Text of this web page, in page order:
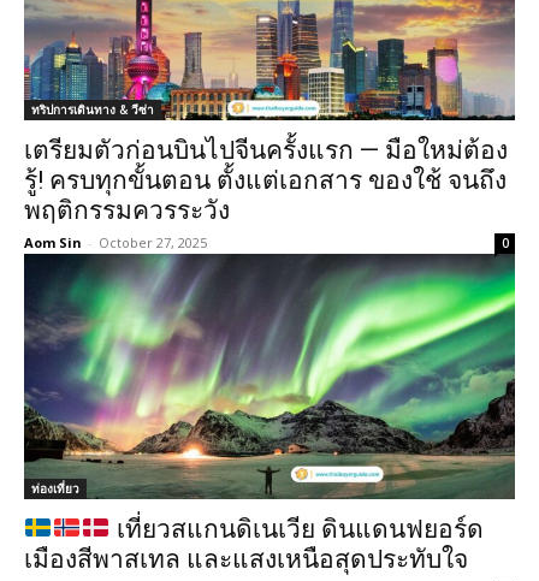
ทริปการเดินทาง & วีซ่า
เตรียมตัวก่อนบินไปจีนครั้งแรก — มือใหม่ต้อง
รู้! ครบทุกขั้นตอน ตั้งแต่เอกสาร ของใช้ จนถึง
พฤติกรรมควรระวัง
Aom Sin - October 27, 2025 0
ท่องเที่ยว
เที่ยวสแกนดิเนเวีย ดินแดนฟยอร์ด
เมืองสีพาสเทล และแสงเหนือสุดประทับใจ